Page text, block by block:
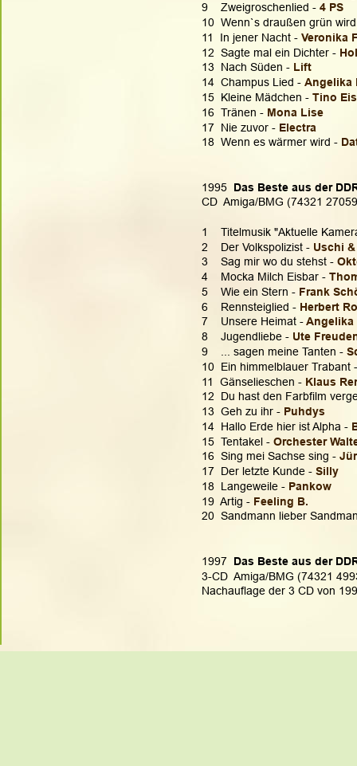
9    Zweigroschenlied - 4 PS
10  Wenn`s draußen grün
11  In jener Nacht - Veronika
12  Sagte mal ein Dichter -
13  Nach Süden - Lift
14  Champus Lied - Angelika
15  Kleine Mädchen - Tino
16  Tränen - Mona Lise
17  Nie zuvor - Electra
18  Wenn es wärmer wird -
1995 Das Beste aus der
CD  Amiga/BMG (74321
1    Titelmusik "Aktuelle
2    Der Volkspolizist - Uschi
3    Sag mir wo du stehst -
4    Mocka Milch Eisbar -
5    Wie ein Stern - Frank
6    Rennsteiglied - Herbert
7    Unsere Heimat - Angelika
8    Jugendliebe - Ute
9    ... sagen meine Tanten -
10  Ein himmelblauer Trabant
11  Gänselieschen - Klaus
12  Du hast den Farbfilm
13  Geh zu ihr - Puhdys
14  Hallo Erde hier ist Alpha -
15  Tentakel - Orchester
16  Sing mei Sachse sing -
17  Der letzte Kunde - Silly
18  Langeweile - Pankow
19  Artig - Feeling B.
20  Sandmann lieber
1997 Das Beste aus der
3-CD  Amiga/BMG (74321
Nachauflage der 3 CD von